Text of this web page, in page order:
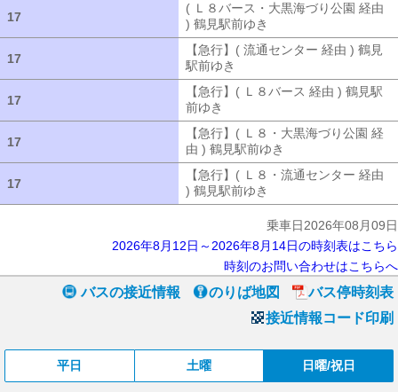
17
( Ｌ８バース・大黒海づり公園 経由
) 鶴見駅前ゆき
17
【急行】( 流通センター 経由 ) 鶴見
駅前ゆき
17
【急行】( Ｌ８バース 経由 ) 鶴見駅
前ゆき
17
【急行】( Ｌ８・大黒海づり公園 経
由 ) 鶴見駅前ゆき
17
【急行】( Ｌ８・流通センター 経由
) 鶴見駅前ゆき
乗車日2026年08月09日
2026年8月12日～2026年8月14日の時刻表はこちら
時刻のお問い合わせはこちらへ
バスの接近情報 のりば地図
バス停時刻表
接近情報コード印刷
平日 土曜 日曜/祝日